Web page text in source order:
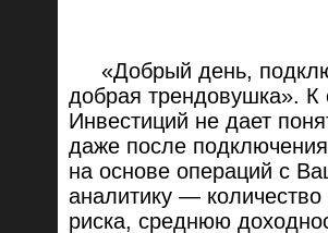
«Добрый день,
добрая трендовушка».
Инвестиций не дает
даже после
на основе операций с
аналитику —
риска, среднюю